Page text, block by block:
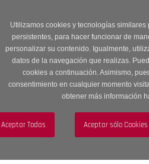
Utilizamos cookies y tecnologías
persistentes, para hacer funcionar de
personalizar su contenido. Igualmente,
datos de la navegación que realizas.
cookies a continuación. Asimismo,
consentimiento en cualquier momento
obtener más información
descuento en Sección
navigation
Menú